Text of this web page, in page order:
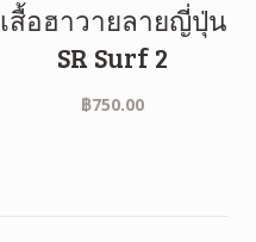
เสื้อฮาวายลายญี่ปุ่น
SR Surf 2
฿750.00